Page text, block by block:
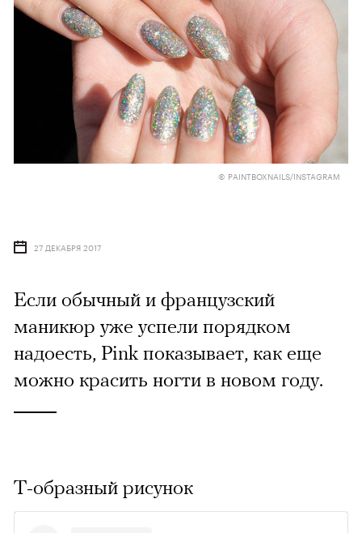
© PAINTBOXNAILS/INSTAGRAM
27 ДЕКАБРЯ 2017
​Если обычный и французский
маникюр уже успели порядком
надоесть, Pink показывает, как еще
можно красить ногти в новом году.
Т-образный рисунок